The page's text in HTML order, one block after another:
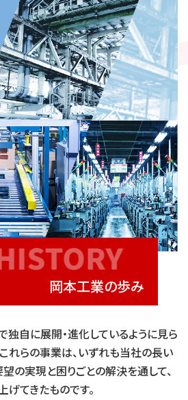
岡本工業の歩み
自に展開・進化しているように見ら
れらの事業は、いずれも当社の長い
の実現と困りごとの解決を通して、
てきたものです。